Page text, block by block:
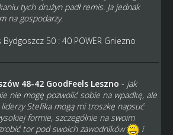
tych drużyn padł remis. Ja jednak
na gospodarzy.
50 : 40 POWER Gniezno
48-42 GoodFeels Leszno - jak
nie mogę pozwolić sobie na wpadkę, ale
Stefika mogą mi troszkę napsuć
formie, szczególnie na swoim
tor pod swoich zawodników
i